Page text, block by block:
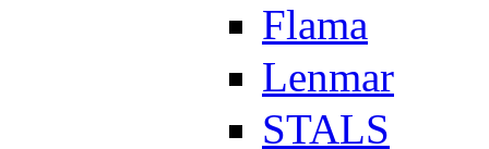
Flama
Lenmar
STALS